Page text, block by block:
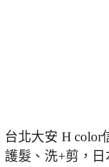
台北大安 H color
護髮、洗+剪，日